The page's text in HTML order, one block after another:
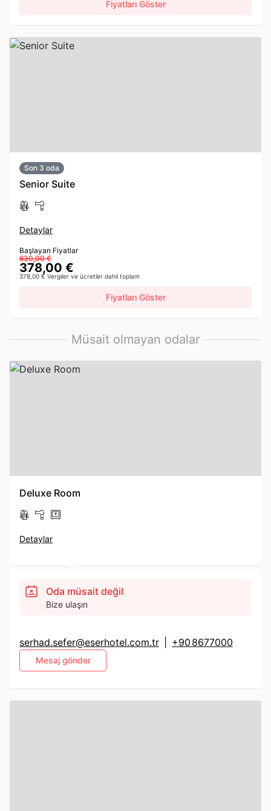
Fiyatları Göster
Son 3 oda
Senior Suite
Detaylar
Başlayan Fiyatlar
630,00 €
378,00 €
378,00 € Vergiler ve ücretler dahil toplam
Fiyatları Göster
Müsait olmayan odalar
Deluxe Room
Detaylar
Oda müsait değil
Bize ulaşın
Mesaj gönder
serhad.sefer@eserhotel.com.tr +90 8677000